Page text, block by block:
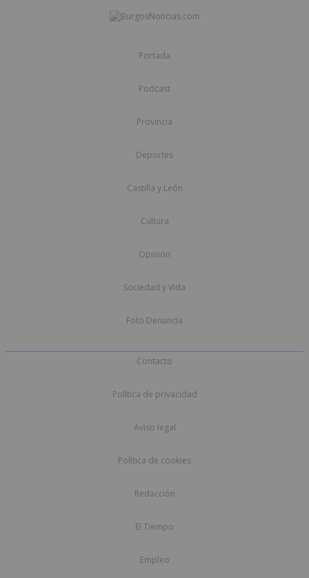
Portada
Podcast
Provincia
Deportes
Castilla y León
Cultura
Opinión
Sociedad y Vida
Foto Denuncia
Contacto
Política de privacidad
Aviso legal
Política de cookies
Redacción
El Tiempo
Empleo